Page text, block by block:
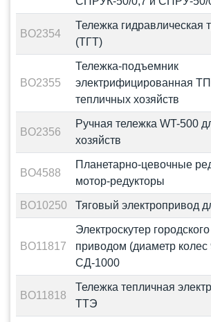
BO2354
Тележка гидравлическая
(ТГТ)
BO2355
Тележка-подъемник
электрифицированная
тепличных хозяйств
BO2356
Ручная тележка WT-500
хозяйств
BO4588
Планетарно-цевочные
мотор-редукторы
BO10250 Тяговый электропривод
BO11817
Электроскутер
приводом (диаметр
СД-1000
BO11818
Тележка тепличная
ТТЭ